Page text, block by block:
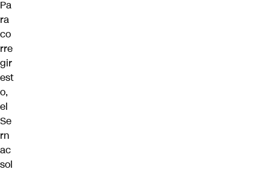
Pa
ra
co
rre
gir
est
o,
el
Se
rn
ac
sol